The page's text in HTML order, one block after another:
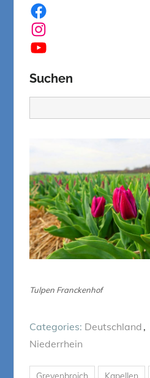
Facebook
Instagram
YouTube
Suchen
Tulpen Franckenhof
Categories: Deutschland
Niederrhein